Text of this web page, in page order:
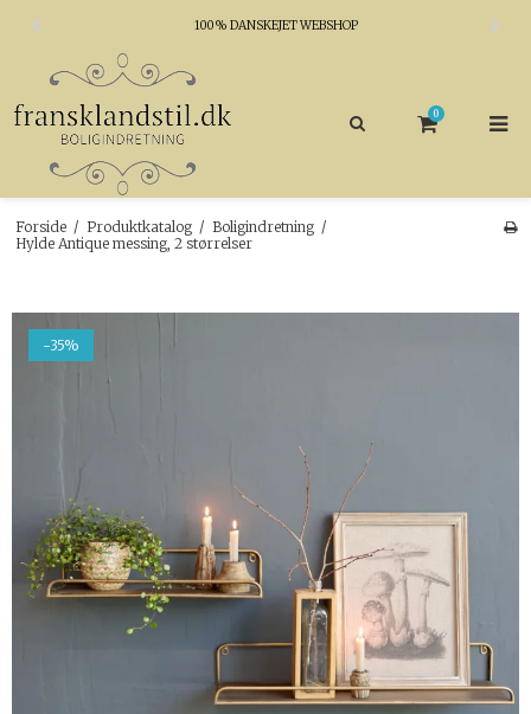
100% DANSKEJET WEBSHOP
0
Forside / Produktkatalog / Boligindretning /
Hylde Antique messing, 2 størrelser
-35%